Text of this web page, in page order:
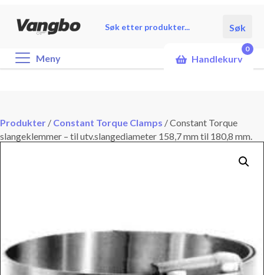
search
Søk
Meny Handlekurv
0
Produkter / Constant Torque Clamps /Constant Torque
slangeklemmer – til utv.slangediameter 158,7 mm til 180,8 mm.